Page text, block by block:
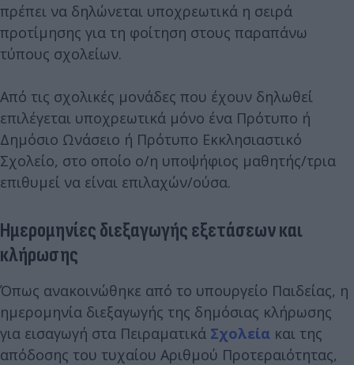
πρέπει να δηλώνεται υποχρεωτικά η σειρά
προτίμησης για τη φοίτηση στους παραπάνω
τύπους σχολείων.
Από τις σχολικές μονάδες που έχουν δηλωθεί
επιλέγεται υποχρεωτικά μόνο ένα Πρότυπο ή
Δημόσιο Ωνάσειο ή Πρότυπο Εκκλησιαστικό
Σχολείο, στο οποίο ο/η υποψήφιος μαθητής/τρια
επιθυμεί να είναι επιλαχών/ούσα.
Ημερομηνίες διεξαγωγής εξετάσεων και
κλήρωσης
Όπως ανακοινώθηκε από το υπουργείο Παιδείας, η
ημερομηνία διεξαγωγής της δημόσιας κλήρωσης
για εισαγωγή στα Πειραματικά Σχολεία και της
απόδοσης του τυχαίου Αριθμού Προτεραιότητας,